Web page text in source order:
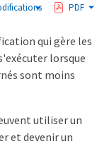
PDF
qui gère les
lorsque
sont moins
utiliser un
et devenir un